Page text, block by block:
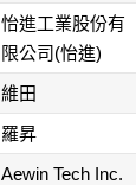
怡進工業股份有
限公司(怡進)
維田
羅昇
Aewin Tech Inc.